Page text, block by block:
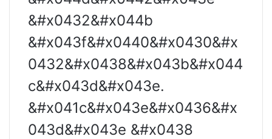
&#x0432&#x044b
&#x043f&#x0440&#x0430&#x
0432&#x0438&#x043b&#x044
c&#x043d&#x043e.
&#x041c&#x043e&#x0436&#x
043d&#x043e &#x0438